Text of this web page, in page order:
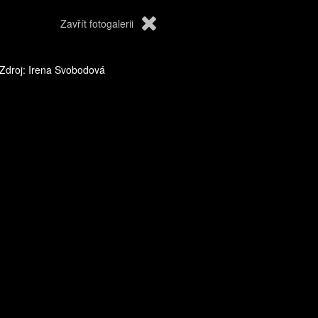
Zavřít fotogalerii
Zdroj: Irena Svobodová